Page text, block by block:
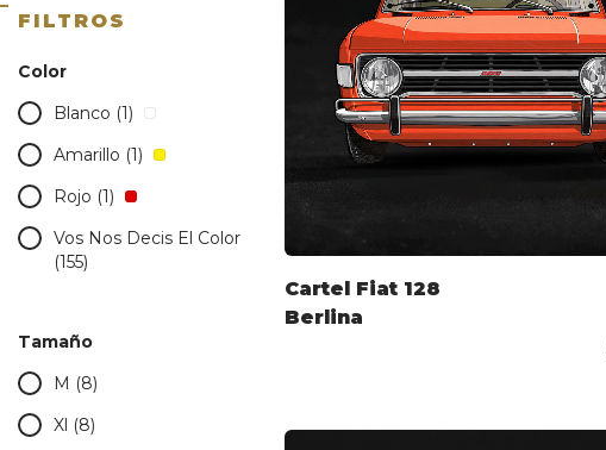
FILTROS
Color
Blanco (1)
Amarillo (1)
Rojo (1)
Vos Nos Decis El Color
(155)
Tamaño
M (8)
Xl (8)
Cartel Fiat 128
Berlina